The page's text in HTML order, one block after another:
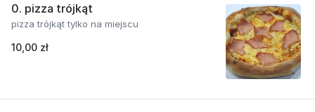
0. pizza trójkąt
pizza trójkąt tylko na miejscu
10,00 zł